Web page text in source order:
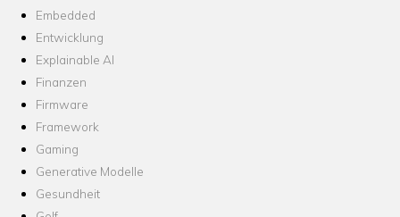
Embedded
Entwicklung
Explainable AI
Finanzen
Firmware
Framework
Gaming
Generative Modelle
Gesundheit